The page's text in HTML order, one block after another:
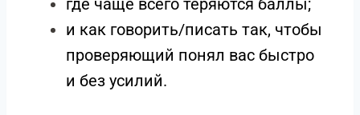
где чаще всего теряются баллы;
и как говорить/писать так, чтобы
проверяющий понял вас быстро
и без усилий.